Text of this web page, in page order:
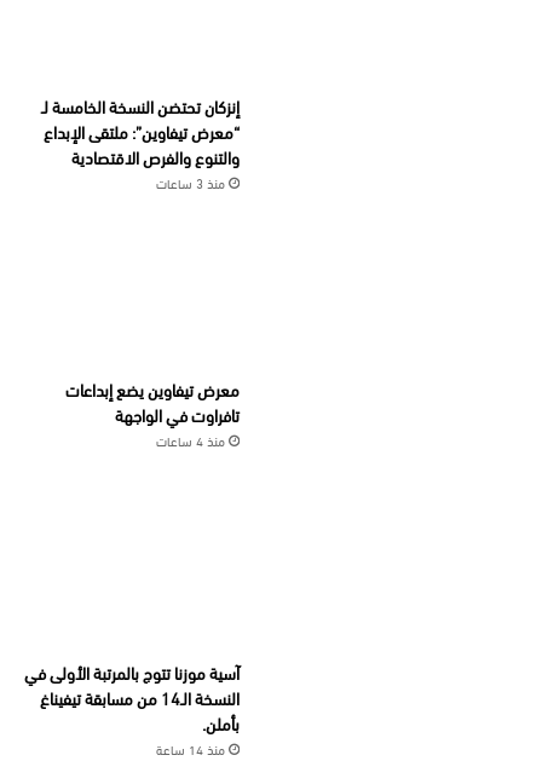
إنزكان تحتضن النسخة الخامسة لـ
“معرض تيفاوين”: ملتقى الإبداع
والتنوع والفرص الاقتصادية
منذ 3 ساعات
معرض تيفاوين يضع إبداعات
تافراوت في الواجهة
منذ 4 ساعات
آسية موزنا تتوج بالمرتبة الأولى في
النسخة الـ14 من مسابقة تيفيناغ
بأملن.
منذ 14 ساعة